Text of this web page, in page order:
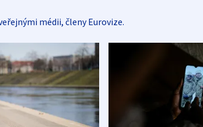
médii, členy Eurovize.